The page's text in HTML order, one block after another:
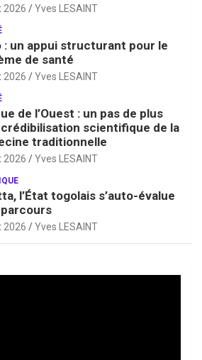
2026 Yves LESAINT
: un appui structurant pour le
de santé
2026 Yves LESAINT
de l’Ouest : un pas de plus
scientifique de la
traditionnelle
2026 Yves LESAINT
l’État togolais s’auto-évalue
2026 Yves LESAINT